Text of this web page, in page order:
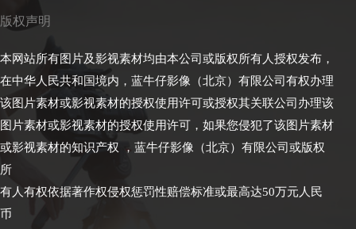
版权声明
本网站所有图片及影视素材均由本公司或版权所有人授权发布，
在中华人民共和国境内，蓝牛仔影像（北京）有限公司有权办理
该图片素材或影视素材的授权使用许可或授权其关联公司办理该
图片素材或影视素材的授权使用许可，如果您侵犯了该图片素材
或影视素材的知识产权 ，蓝牛仔影像（北京）有限公司或版权
所
有人有权依据著作权侵权惩罚性赔偿标准或最高达50万元人民
币